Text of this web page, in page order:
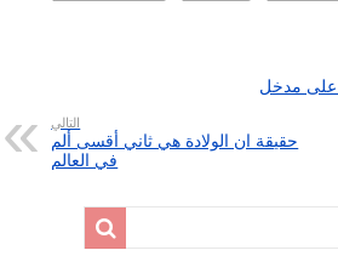
على مدخل
التالي
حقيقة ان الولادة هي ثاني أقسى ألم
في العالم